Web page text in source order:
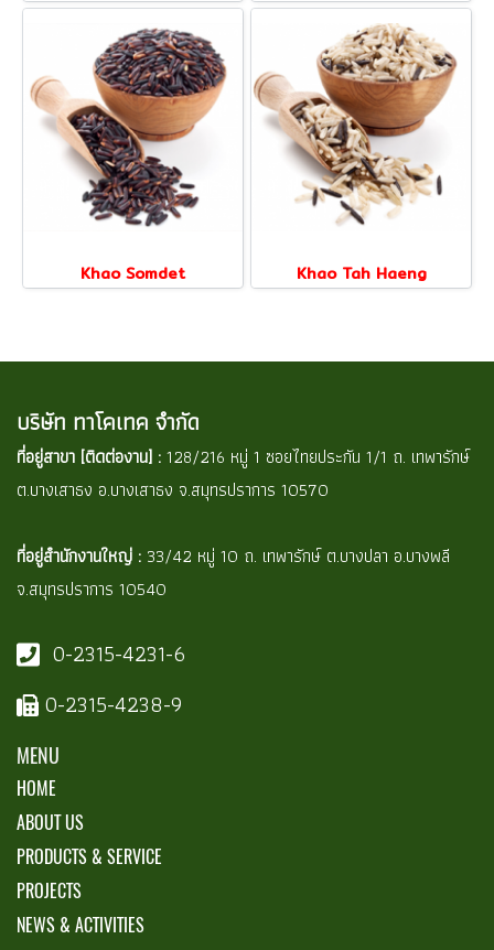
Khao Somdet Khao Tah Haeng
บริษัท ทาโคเทค จำกัด
ที่อยู่สาขา [ติดต่องาน] : 128/216 หมู่ 1 ซอยไทยประกัน 1/1 ถ. เทพารักษ์
ต.บางเสาธง อ.บางเสาธง จ.สมุทรปราการ 10570
ที่อยู่สำนักงานใหญ่ : 33/42 หมู่ 10 ถ. เทพารักษ์ ต.บางปลา อ.บางพลี
จ.สมุทรปราการ 10540
0-2315-4231-6
0-2315-4238-9
MENU
HOME
ABOUT US
PRODUCTS & SERVICE
PROJECTS
NEWS & ACTIVITIES